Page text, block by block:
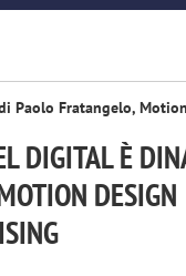
Paolo Fratangelo,
DIGITAL È
DESIGN